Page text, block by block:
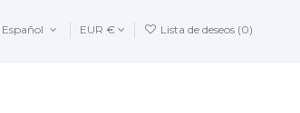
Español EUR € Lista de deseos (0)